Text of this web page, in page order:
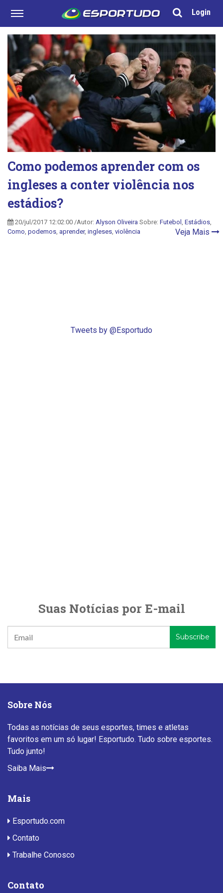
Login
Como podemos aprender com os
ingleses a conter violência nos
estádios?
20/jul/2017 12:02:00 /Autor: Alyson Oliveira Sobre: Futebol Estádios
Como podemos aprender, ingleses violência Veja Mais
Tweets by @Esportudo
Suas Notícias por E-mail
Sobre Nós
Todas as notícias de seus esportes, times e atletas
favoritos em um só lugar! Esportudo. Tudo sobre esportes.
Tudo junto!
Saiba Mais
Mais
Esportudo.com
Contato
Trabalhe Conosco
Contato